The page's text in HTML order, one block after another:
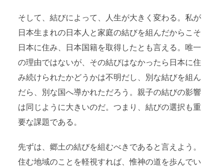
そして、結びによって、人生が大きく変わる。私が
日本生まれの日本人と家庭の結びを組んだからこそ
日本に住み、日本国籍を取得したとも言える。唯一
の理由ではないが、その結びはなかったら日本に住
み続けられたかどうかは不明だし、別な結びを組ん
だら、別な国へ導かれただろう。親子の結びの影響
は同じように大きいのだ。つまり、結びの選択も重
要な課題である。
先ずは、郷土の結びを組むべきであると言えよう。
住む地域のことを軽視すれば、惟神の道を歩んでい